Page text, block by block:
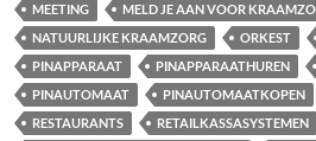
MEETING
MELD JE AAN VOOR
NATUURLIJKE KRAAMZORG
ORKEST
PINAPPARAAT
PINAPPARAATHUREN
PINAUTOMAAT
PINAUTOMAATKOPEN
RESTAURANTS
RETAILKASSASYSTEMEN